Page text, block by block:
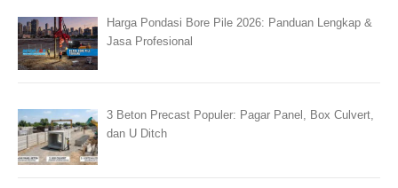
Harga Pondasi Bore Pile 2026: Panduan Lengkap &
Jasa Profesional
3 Beton Precast Populer: Pagar Panel, Box Culvert,
dan U Ditch